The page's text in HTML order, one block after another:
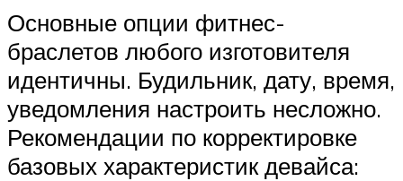
Основные опции фитнес-
браслетов любого изготовителя
идентичны. Будильник, дату, время,
уведомления настроить несложно.
Рекомендации по корректировке
базовых характеристик девайса: